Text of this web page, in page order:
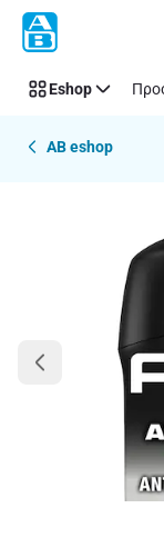
Παράλειψη
Eshop
AB eshop